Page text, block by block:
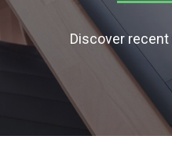
Discover